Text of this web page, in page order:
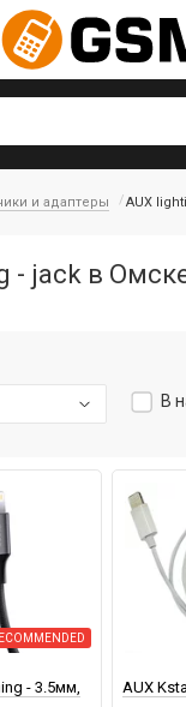
и адаптеры AUX
- jack в
В
- 3.5мм,
AUX